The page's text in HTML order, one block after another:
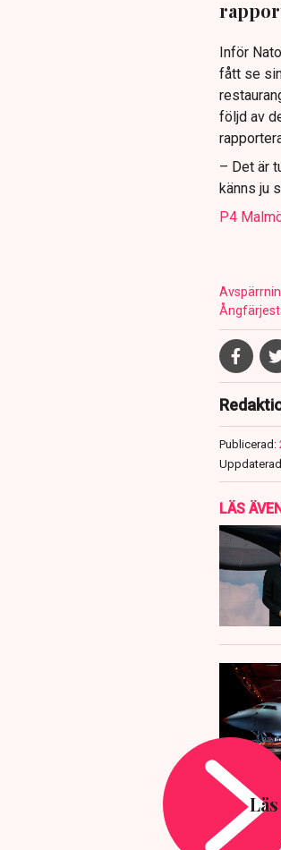
Inför
fått se
följd av
– Det är
känns ju
P4
Publicerad:
LÄS